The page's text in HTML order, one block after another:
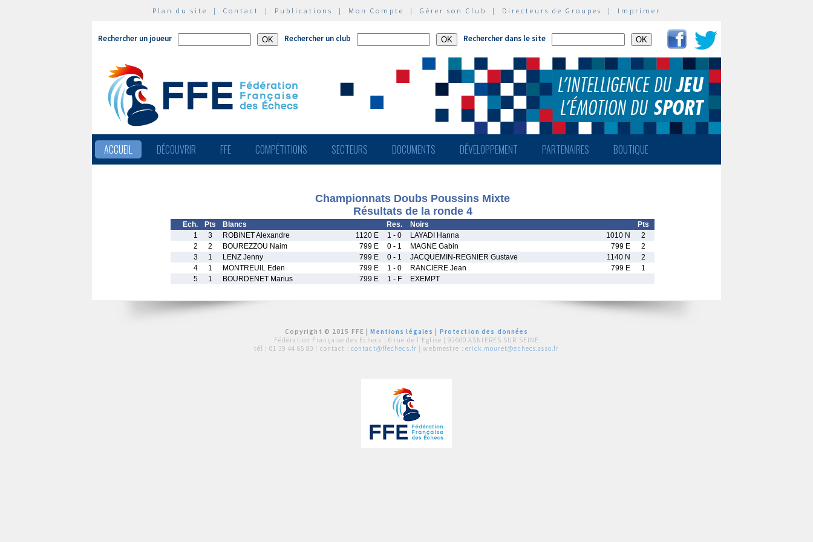
Plan du site | Contact | Publications | Mon Compte | Gérer son Club | Directeurs de Groupes | Imprimer
Rechercher un joueur Rechercher un club Rechercher dans le site
ACCUEIL DÉCOUVRIR FFE COMPÉTITIONS SECTEURS DOCUMENTS DÉVELOPPEMENT PARTENAIRES BOUTIQUE
Championnats Doubs Poussins Mixte
Résultats de la ronde 4
Ech. Pts Blancs Res. Noirs
Pts
1
3 ROBINET Alexandre 1120 E 1 - 0 LAYADI Hanna 1010 N
2
2
2 BOUREZZOU Naim 799 E 0 - 1 MAGNE Gabin 799 E
2
3
1 LENZ Jenny 799 E 0 - 1 JACQUEMIN-REGNIER Gustave 1140 N
2
4
1 MONTREUIL Eden 799 E 1 - 0 RANCIERE Jean 799 E
1
5
1 BOURDENET Marius 799 E 1 - F EXEMPT
Copyright © 2015 FFE |Mentions légales
Protection des données
Fédération Française des Echecs | 6 rue de l'Eglise | 92600 ASNIERES SUR SEINE
tél : 01 39 44 65 80 | contact : contact@ffechecs.fr | webmestre : erick.mouret@echecs.asso.fr